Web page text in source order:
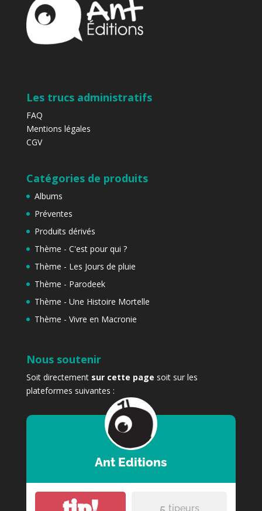
Les trucs administratifs
FAQ
Mentions légales
CGV
Catégories de produits
Albums
Préventes
Produits dérivés
Thème - C'est pour qui ?
Thème - Les Jours de pluie
Thème - Parodeek
Thème - Une Histoire Mortelle
Thème - Vivre en Macronie
Nous soutenir
Soit directement sur cette page soit sur les
plateformes suivantes :
Ant Editions
5 tipeurs